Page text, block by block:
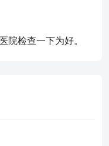
院检查一下为好。